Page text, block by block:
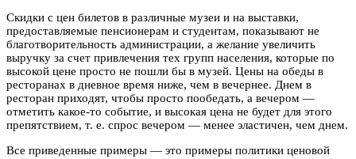
Скидки с цен билетов в различные музеи и на выставки,
предоставляемые пенсионерам и студентам, показывают не
благотворительность администрации, а желание увеличить
выручку за счет привлечения тех групп населения, которые по
высокой цене просто не пошли бы в музей. Цены на обеды в
ресторанах в дневное время ниже, чем в вечернее. Днем в
ресторан приходят, чтобы просто пообедать, а вечером —
отметить какое-то событие, и высокая цена не будет для этого
препятствием, т. е. спрос вечером — менее эластичен, чем днем.
Все приведенные примеры — это примеры политики ценовой